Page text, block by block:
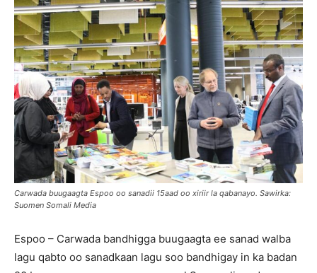
Carwada buugaagta Espoo oo sanadii 15aad oo xiriir la qabanayo. Sawirka:
Suomen Somali Media
Espoo – Carwada bandhigga buugaagta ee sanad walba
lagu qabto oo sanadkaan lagu soo bandhigay in ka badan